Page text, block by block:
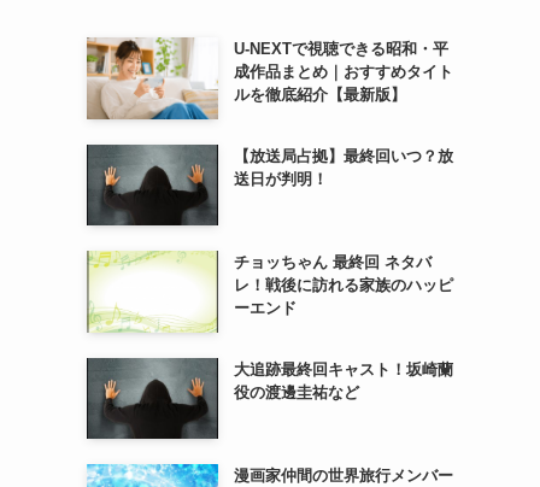
U-NEXTで視聴できる昭和・平
成作品まとめ｜おすすめタイト
ルを徹底紹介【最新版】
【放送局占拠】最終回いつ？放
送日が判明！
チョッちゃん 最終回 ネタバ
レ！戦後に訪れる家族のハッピ
ーエンド
大追跡最終回キャスト！坂崎蘭
役の渡邊圭祐など
漫画家仲間の世界旅行メンバー